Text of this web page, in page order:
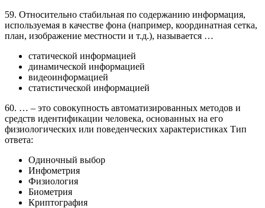
59. Относительно стабильная по содержанию информация,
используемая в качестве фона (например, координатная сетка,
план, изображение местности и т.д.), называется …
статической информацией
динамической информацией
видеоинформацией
статистической информацией
60. … – это совокупность автоматизированных методов и
средств идентификации человека, основанных на его
физиологических или поведенческих характеристиках Тип
ответа:
Одиночный выбор
Инфометрия
Физиология
Биометрия
Криптография